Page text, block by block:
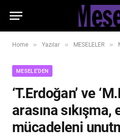
Home » Yazılar » MESELELER »
MESELE'DEN
‘T.Erdoğan’ ve
arasına sıkışma,
mücadeleni